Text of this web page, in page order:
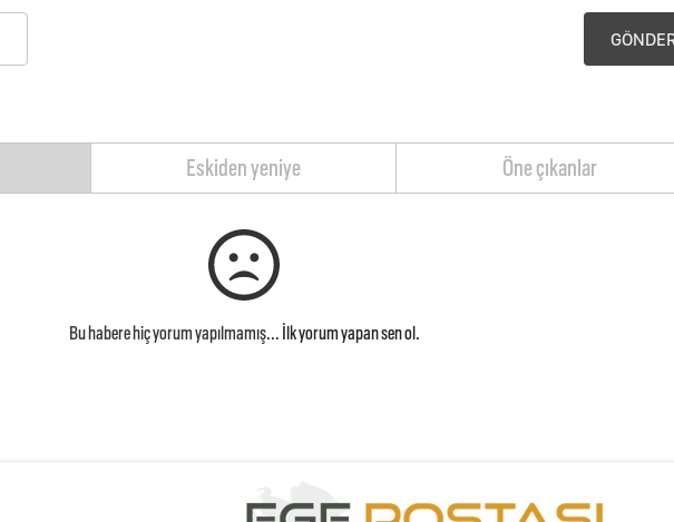
Eskiden yeniye Öne çıkanlar
Bu habere hiç yorum yapılmamış... İlk yorum yapan sen ol.